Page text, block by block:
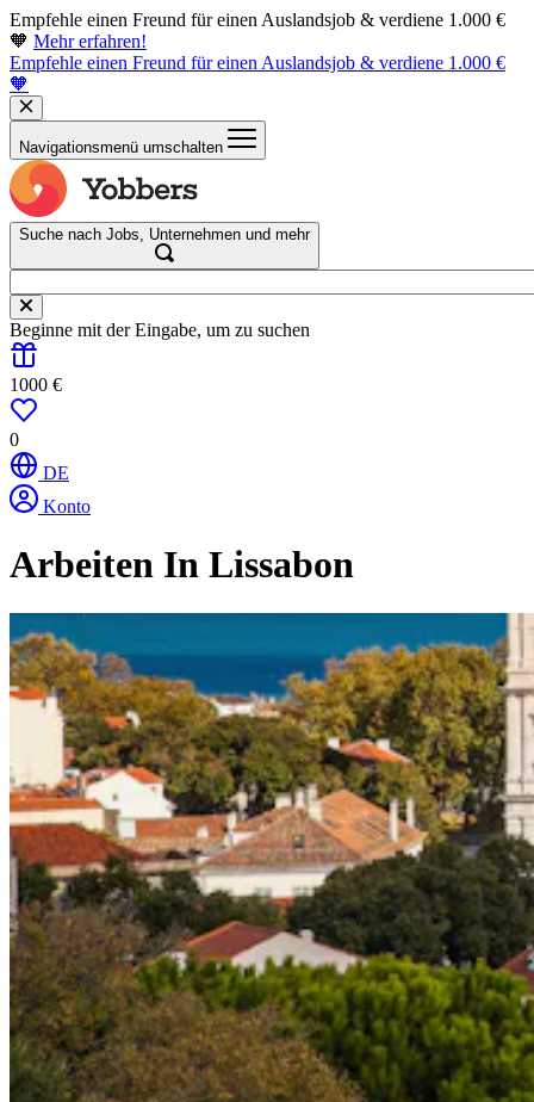
Empfehle einen Freund für einen Auslandsjob & verdiene 1.000 €
🧡 Mehr erfahren!
Empfehle einen Freund für einen Auslandsjob & verdiene 1.000 €
🧡
Navigationsmenü umschalten
Suche nach Jobs, Unternehmen und mehr
Beginne mit der Eingabe, um zu suchen
1000 €
0
DE
Konto
Arbeiten In Lissabon